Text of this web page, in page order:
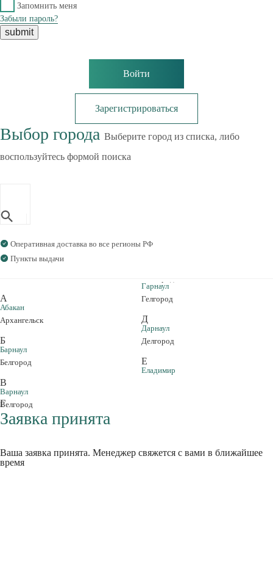
Запомнить меня
Забыли пароль?
Войти
Зарегистрироваться
Выбор города Выберите город из списка, либо
воспользуйтесь формой поиска
Оперативная доставка во все регионы РФ
Пункты выдачи
А
Абакан
Архангельск
Б
Барнаул
Белгород
В
Варнаул
Велгород
Г
Гарнаул
Гелгород
Д
Дарнаул
Делгород
Е
Еладимир
Заявка принята
Ваша заявка принята. Менеджер свяжется с вами в ближайшее
время